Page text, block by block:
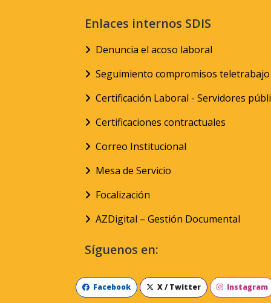
Enlaces internos SDIS
Denuncia el acoso laboral
Seguimiento compromisos teletrabajo
Certificación Laboral - Servidores
Certificaciones contractuales
Correo Institucional
Mesa de Servicio
Focalización
AZDigital – Gestión Documental
Síguenos en:
Facebook X / Twitter Instagram